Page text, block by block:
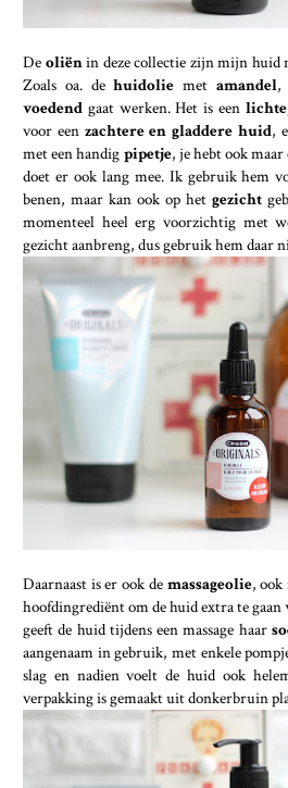
De oliënin deze collectie zijn mijn huid
Zoals oa. dehuidoliemet amandel,
voedend gaat werken. Het is een
voor een zachtere en gladdere huid,
met een handig pipetje, je hebt ook
doet er ook lang mee. Ik gebruik hem
benen, maar kan ook op het gezicht
momenteel heel erg voorzichtig met
gezicht aanbreng, dus gebruik hem daar
Daarnaast is er ook de massageolie, ook
hoofdingrediënt om de huid extra te gaan
geeft de huid tijdens een massage haar
aangenaam in gebruik, met enkele
slag en nadien voelt de huid ook
verpakking is gemaakt uit donkerbruin